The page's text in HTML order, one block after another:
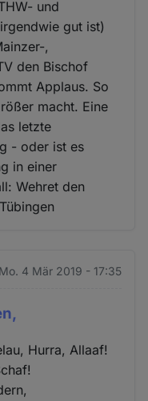
und
gut ist)
,
den Bischof
Applaus. So
macht. Eine
letzte
- oder ist es
in einer
Wehret den
Mo. 4 Mär 2019 - 17:35
Hurra, Allaaf!